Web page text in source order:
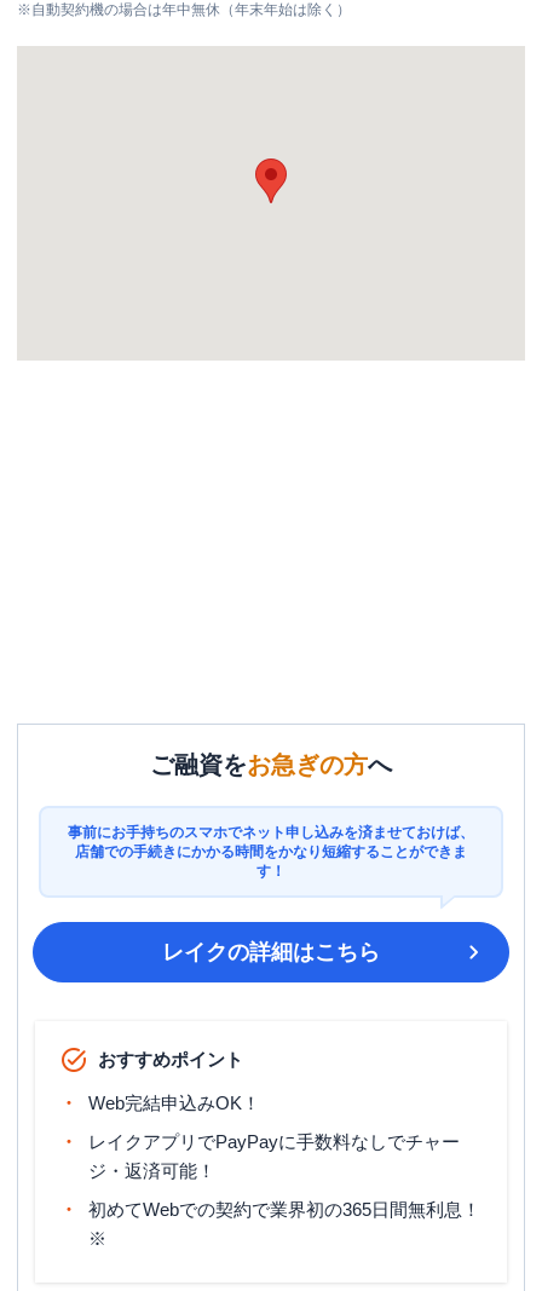
※自動契約機の場合は年中無休（年末年始は除く）
ご融資をお急ぎの方へ
事前にお手持ちのスマホでネット申し込みを済ませておけば、
店舗での手続きにかかる時間をかなり短縮することができま
す！
レイクの詳細はこちら
おすすめポイント
Web完結申込みOK！
レイクアプリでPayPayに手数料なしでチャー
ジ・返済可能！
初めてWebでの契約で業界初の365日間無利息！
※